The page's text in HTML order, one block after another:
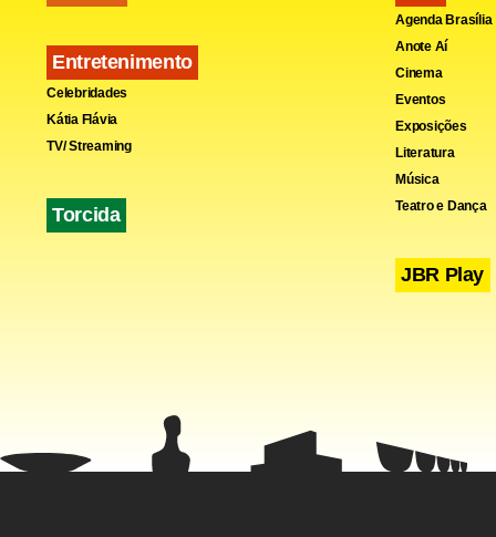
Entretenimento
Celebridades
Kátia Flávia
TV/ Streaming
Torcida
Agenda Brasília
Anote Aí
Cinema
Eventos
Exposições
Literatura
Música
Teatro e Dança
JBR Play